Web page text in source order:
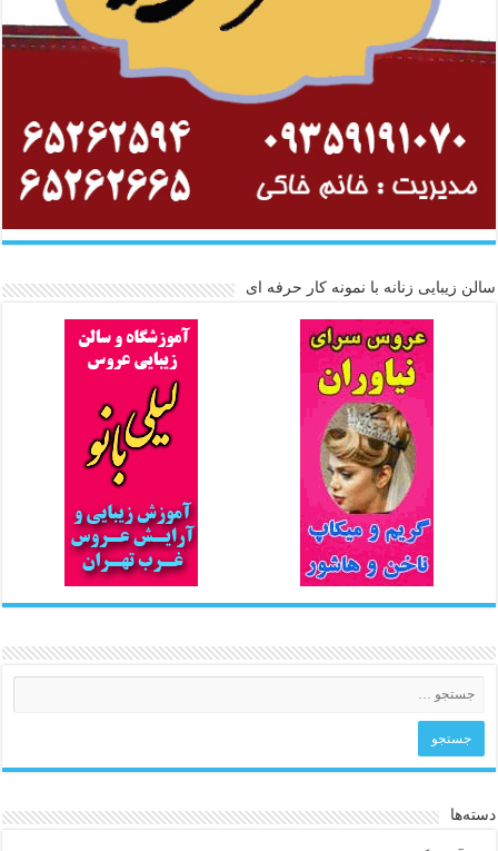
سالن زیبایی زنانه با نمونه کار حرفه ای
دسته‌ها